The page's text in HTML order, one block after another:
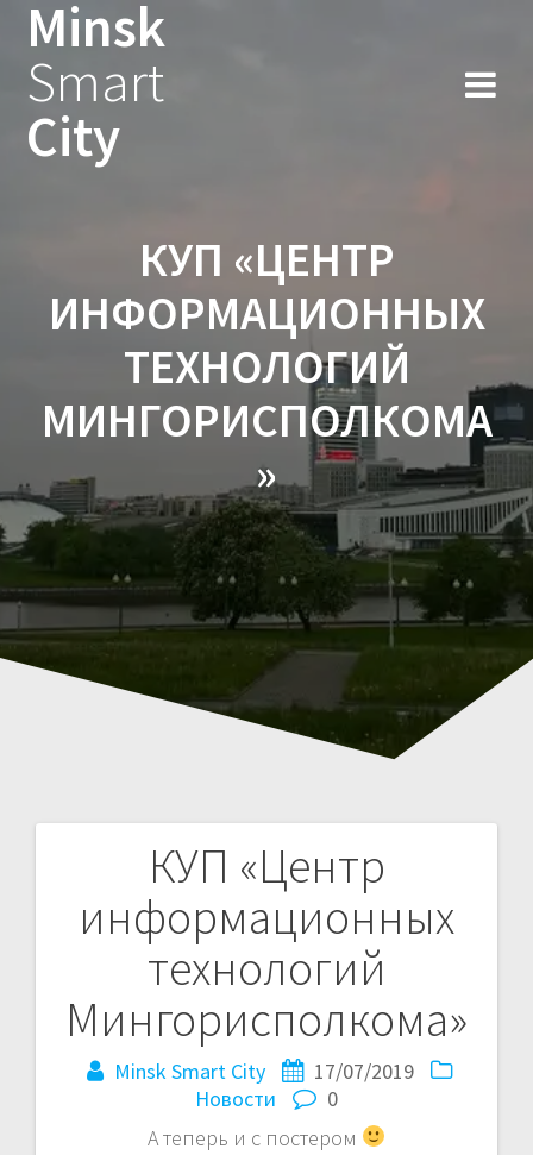
Minsk
Smart
City
КУП «ЦЕНТР
ИНФОРМАЦИОННЫХ
ТЕХНОЛОГИЙ
МИНГОРИСПОЛКОМА
»
КУП «Центр
информационных
технологий
Мингорисполкома»
Minsk Smart City
17/07/2019
Новости
0
А теперь и с постером
Навигация
по
записям